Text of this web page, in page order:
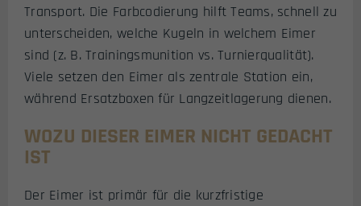
Transport. Die Farbcodierung hilft Teams, schnell zu
unterscheiden, welche Kugeln in welchem Eimer
sind (z. B. Trainingsmunition vs. Turnierqualität).
Viele setzen den Eimer als zentrale Station ein,
während Ersatzboxen für Langzeitlagerung dienen.
WOZU DIESER EIMER NICHT GEDACHT
IST
Der Eimer ist primär für die kurzfristige